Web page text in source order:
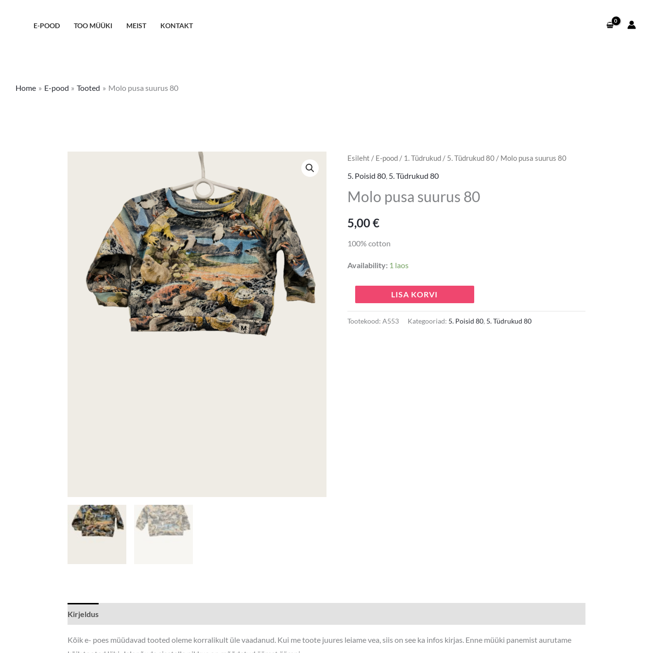
E-POOD TOO MÜÜKI MEIST KONTAKT
Home E-pood Tooted Molo pusa suurus 80
Esileht / E-pood/ 1. Tüdrukud/ 5. Tüdrukud 80/ Molo pusa suurus 80
5. Poisid 80, 5. Tüdrukud 80
Molo pusa suurus 80
5,00€
100% cotton
Availability: 1 laos
Molo
pusa
80
LISA KORVI
Tootekood: A553 Kategooriad: 5. Poisid 80, 5. Tüdrukud 80
Kirjeldus
Kõik e- poes müüdavad tooted oleme korralikult üle vaadanud. Kui me toote juures leiame vea, siis on see ka infos kirjas. Enne müüki panemist aurutame